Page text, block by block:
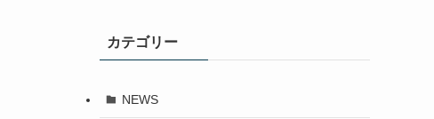
カテゴリー
NEWS